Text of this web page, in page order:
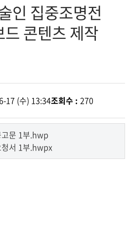
인 집중조명전
콘텐츠 제작
17 (수) 13:34조회수 : 270
문 1부.hwp
서 1부.hwpx